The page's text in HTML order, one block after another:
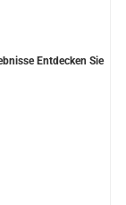
Entdecken Sie